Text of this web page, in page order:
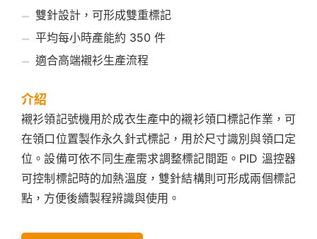
雙針設計，可形成雙重標記
平均每小時產能約 350 件
適合高端襯衫生產流程
介紹
襯衫領記號機用於成衣生產中的襯衫領口標記作業，可
在領口位置製作永久針式標記，用於尺寸識別與領口定
位。設備可依不同生產需求調整標記間距。PID 溫控器
可控制標記時的加熱溫度，雙針結構則可形成兩個標記
點，方便後續製程辨識與使用。